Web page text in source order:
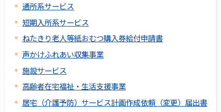
通所系サービス
短期入所系サービス
ねたきり老人等紙おむつ購入券給付申請書
声かけふれあい収集事業
施設サービス
高齢者在宅福祉・生活支援事業
居宅（介護予防）サービス計画作成依頼（変更）届出書